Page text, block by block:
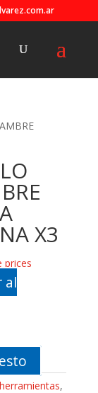
X3
prices
al
herramientas,